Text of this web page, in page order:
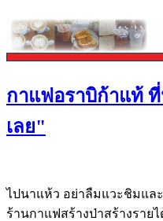
กาแฟอราบิก้าแท้
เลย"
ไปนาแห้ว อย่าลืมแวะชิมแล
ร้านกาแฟสร้างป่าสร้างราย